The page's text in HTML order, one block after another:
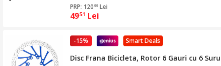
PRP: 120 99 Lei
4951 Lei
Smart Deals
-15%
Disc Frana Bicicleta, Rotor 6 Gauri cu 6